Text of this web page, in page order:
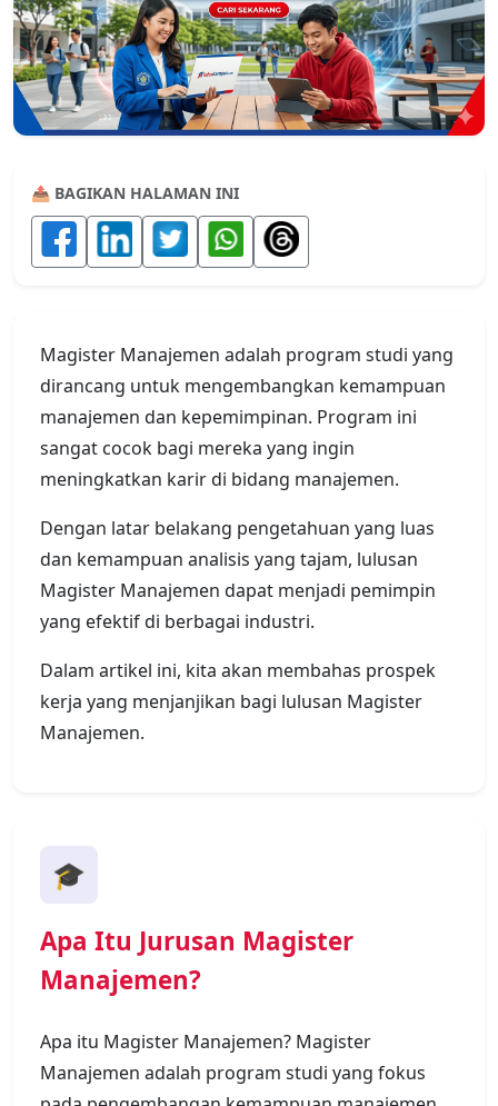
📤 BAGIKAN HALAMAN INI
Magister Manajemen adalah program studi yang
dirancang untuk mengembangkan kemampuan
manajemen dan kepemimpinan. Program ini
sangat cocok bagi mereka yang ingin
meningkatkan karir di bidang manajemen.
Dengan latar belakang pengetahuan yang luas
dan kemampuan analisis yang tajam, lulusan
Magister Manajemen dapat menjadi pemimpin
yang efektif di berbagai industri.
Dalam artikel ini, kita akan membahas prospek
kerja yang menjanjikan bagi lulusan Magister
Manajemen.
🎓
Apa Itu Jurusan Magister
Manajemen?
Apa itu Magister Manajemen? Magister
Manajemen adalah program studi yang fokus